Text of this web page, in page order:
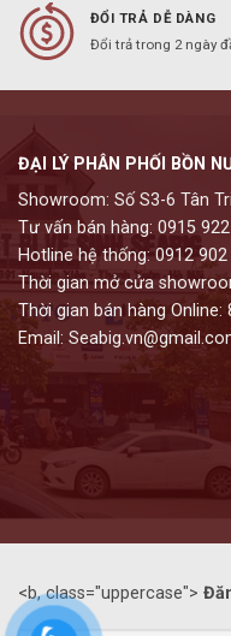
ĐỔI TRẢ DỄ DÀNG
Đổi trả trong 2 ngày
ĐẠI LÝ PHÂN PHỐI BỒN
Showroom: Số S3-6 Tân
Tư vấn bán hàng: 0915
Hotline hệ thống: 0912
Thời gian mở cửa
Thời gian bán hàng Online:
Email:
<b, class="uppercase">